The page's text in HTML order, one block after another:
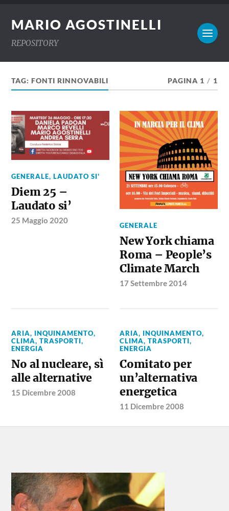
MARIO AGOSTINELLI
REPOSITORY
TAG:FONTI RINNOVABILI PAGINA 1 / 1
GENERALE,LAUDATO SI'
Diem 25 –
Laudato si’
25 Maggio 2020
GENERALE
New York chiama
Roma – People’s
Climate March
17 Settembre 2014
ARIA, INQUINAMENTO,
CLIMA, TRASPORTI,
ENERGIA
No al nucleare, sì
alle alternative
15 Dicembre 2008
ARIA, INQUINAMENTO,
CLIMA, TRASPORTI,
ENERGIA
Comitato per
un’alternativa
energetica
11 Dicembre 2008